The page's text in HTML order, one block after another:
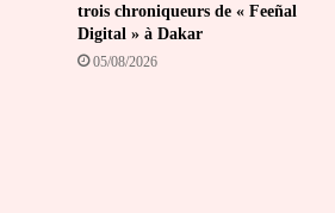
trois chroniqueurs de « Feeñal
Digital » à Dakar
05/08/2026